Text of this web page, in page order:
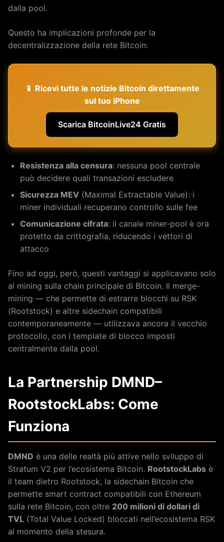
dalla pool.
Questo ha implicazioni profonde per la
decentralizzazione della rete Bitcoin:
📱 Ricevi tutte le notizie Bitcoin direttamente
sul tuo iPhone
Scarica BitcoinLive24 Gratis
Resistenza alla censura: nessuna pool centrale
può decidere quali transazioni escludere
Sicurezza MEV (Maximal Extractable Value): i
miner individuali recuperano controllo sulle fee
Comunicazione cifrata: il canale miner-pool è ora
protetto da crittografia, riducendo i vettori di
attacco
Fino ad oggi, però, questi vantaggi si applicavano solo
al mining sulla chain principale di Bitcoin. Il merge-
mining — che permette di estrarre blocchi su RSK
(Rootstock) e altre sidechain compatibili
contemporaneamente — utilizzava ancora il vecchio
protocollo, con i template di blocco imposti
centralmente dalla pool.
La Partnership DMND–
RootstockLabs: Come
Funziona
DMND è una delle realtà più attive nello sviluppo di
Stratum V2 per l’ecosistema Bitcoin. RootstockLabs è
il team dietro Rootstock, la sidechain Bitcoin che
permette smart contract compatibili con Ethereum
sulla rete Bitcoin, con oltre 200 milioni di dollari di
TVL (Total Value Locked) bloccati nell’ecosistema RSK
al momento della stesura.